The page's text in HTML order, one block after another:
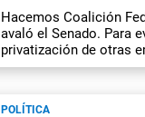
Hacemos Coalición
avaló el Senado. Para
privatización de otras
POLÍTICA